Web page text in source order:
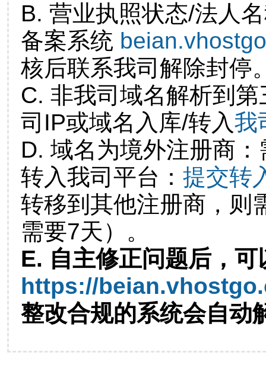
B. 营业执照状态/法人
备案系统
核后联系我司解除封停
C. 非我司域名解析到
司IP或域名入库/转入我
D. 域名为境外注册商
转入我司平台： 提交转
转移到其他注册商，则
需要7天）。
E. 自主修正问题后，可
https://
整改合规的系统会自动